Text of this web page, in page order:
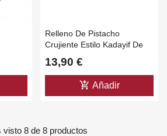
Relleno De Pistacho
Crujiente Estilo Kadayif De
13,90 €
add_shopping_cart Añadir
visto 8 de 8 productos